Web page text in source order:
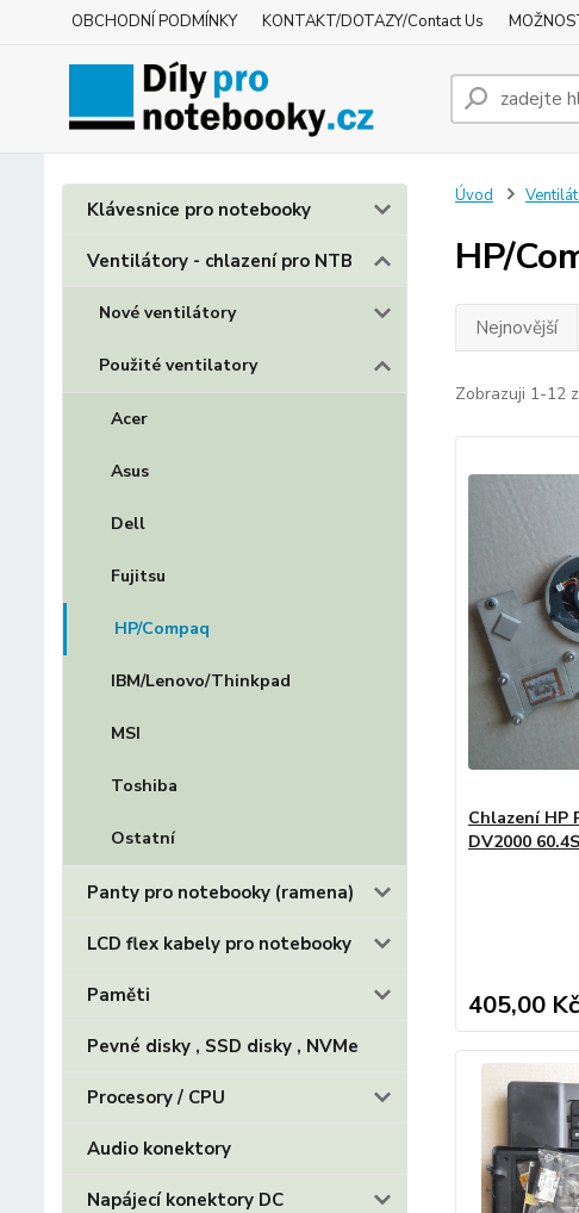
OBCHODNÍ PODMÍNKY KONTAKT/DOTAZY/Contact Us
Klávesnice pro notebooky
Ventilátory - chlazení pro NTB
Nové ventilátory
Použité ventilatory
Acer
Asus
Dell
Fujitsu
HP/Compaq
IBM/Lenovo/Thinkpad
MSI
Toshiba
Ostatní
Panty pro notebooky (ramena)
LCD flex kabely pro notebooky
Paměti
Pevné disky , SSD disky , NVMe
Procesory / CPU
Audio konektory
Napájecí konektory DC
Úvod
HP/
Nejnovější
Zobrazuji 1-12
Chlazení HP
DV2000
405,00 Kč